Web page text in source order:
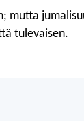
mutta
tulevaisen.